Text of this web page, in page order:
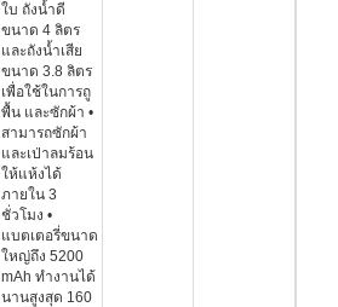
ใบ ถังน้ำดี
ขนาด 4 ลิตร
และถังน้ำเสีย
ขนาด 3.8 ลิตร
เพื่อใช้ในการถู
พื้น และซักผ้า •
สามารถซักผ้า
และเป่าลมร้อน
ให้แห้งได้
ภายใน 3
ชั่วโมง •
แบตเตอรี่ขนาด
ใหญ่ถึง 5200
mAh ทำงานได้
นานสูงสุด 160